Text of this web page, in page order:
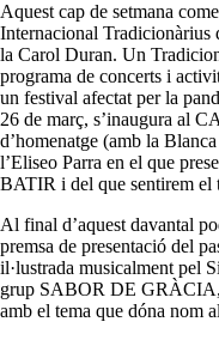
Aquest cap de setmana
Internacional Tradicionàrius
la Carol Duran. Un
programa de concerts i
un festival afectat per la
26 de març, s’inaugura al
d’homenatge (amb la
l’Eliseo Parra en el que
BATIR i del que sentirem el
Al final d’aquest davantal
premsa de presentació del
il·lustrada musicalment pel
grup SABOR DE GRÀCIA,
amb el tema que dóna nom